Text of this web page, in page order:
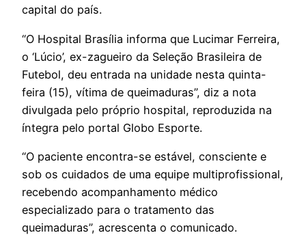
capital do país.
“O Hospital Brasília informa que Lucimar Ferreira,
o ‘Lúcio’, ex-zagueiro da Seleção Brasileira de
Futebol, deu entrada na unidade nesta quinta-
feira (15), vítima de queimaduras”, diz a nota
divulgada pelo próprio hospital, reproduzida na
íntegra pelo portal Globo Esporte.
“O paciente encontra-se estável, consciente e
sob os cuidados de uma equipe multiprofissional,
recebendo acompanhamento médico
especializado para o tratamento das
queimaduras”, acrescenta o comunicado.